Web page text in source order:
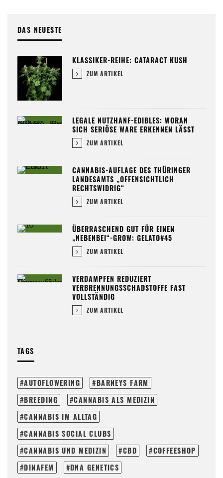
DAS NEUESTE
KLASSIKER-REIHE: CATARACT KUSH
ZUM ARTIKEL
LEGALE NUTZHANF-EDIBLES: WORAN
SICH SERIÖSE WARE ERKENNEN LÄSST
ZUM ARTIKEL
CANNABIS-AUFLAGE DES THÜRINGER
LANDESAMTS „OFFENSICHTLICH
RECHTSWIDRIG“
ZUM ARTIKEL
ÜBERRASCHEND GUT FÜR EINEN
„NEBENBEI“-GROW: GELATO#45
ZUM ARTIKEL
VERDAMPFEN REDUZIERT
VERBRENNUNGSSCHADSTOFFE FAST
VOLLSTÄNDIG
ZUM ARTIKEL
TAGS
AUTOFLOWERING
BARNEYS FARM
BREEDING
CANNABIS ALS MEDIZIN
CANNABIS IM ALLTAG
CANNABIS SOCIAL CLUBS
CANNABIS UND MEDIZIN
CBD
COFFEESHOP
DINAFEM
DNA GENETICS